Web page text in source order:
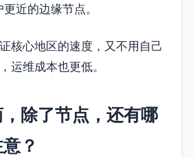
近的边缘节点。
核心地区的速度，又不用自己
运维成本也更低。
除了节点，还有哪
？